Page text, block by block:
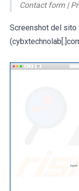
Contact form |
Screenshot del